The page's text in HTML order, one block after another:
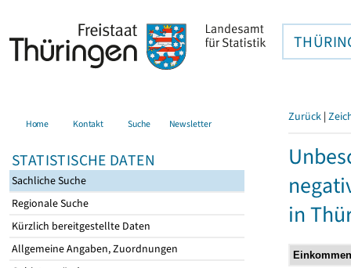
Home Kontakt Suche Newsletter
STATISTISCHE DATEN
Sachliche Suche
Regionale Suche
Kürzlich bereitgestellte Daten
Allgemeine Angaben, Zuordnungen
Zurück |
in